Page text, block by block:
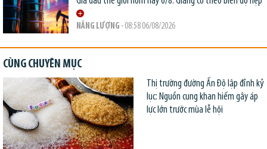
NĂNG LƯỢNG - 08:58 06/08/2026
CÙNG CHUYÊN MỤC
Thị trường đường Ấn Độ lập đỉnh kỷ
lục: Nguồn cung khan hiếm gây áp
lực lớn trước mùa lễ hội